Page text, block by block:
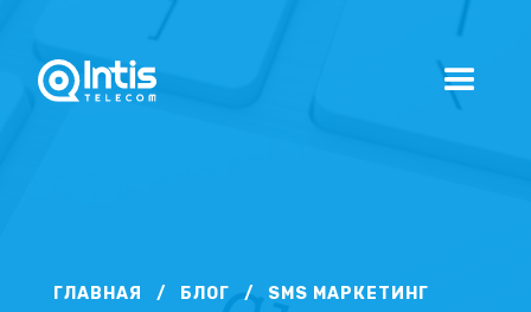
ГЛАВНАЯ / БЛОГ / SMS МАРКЕТИНГ